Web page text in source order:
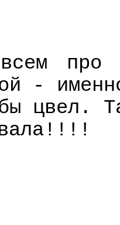
про
-
цвел.